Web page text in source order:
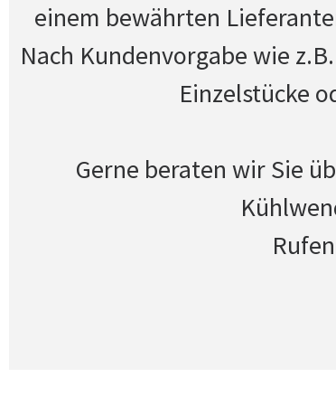
einem bewährten
Nach Kundenvorgabe wie
Einzelstücke
Gerne beraten wir Sie